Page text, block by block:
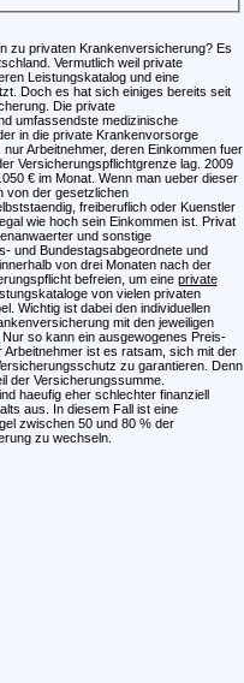
zu privaten Krankenversicherung? Es
Vermutlich weil private
Leistungskatalog und eine
Doch es hat sich einiges bereits seit
Die private
umfassendste medizinische
in die private Krankenvorsorge
Arbeitnehmer, deren Einkommen fuer
Versicherungspflichtgrenze lag. 2009
€ im Monat. Wenn man ueber dieser
von der gesetzlichen
freiberuflich oder Kuenstler
wie hoch sein Einkommen ist. Privat
und sonstige
und Bundestagsabgeordnete und
von drei Monaten nach der
befreien, um eine private
von vielen privaten
Wichtig ist dabei den individuellen
mit den jeweiligen
so kann ein ausgewogenes Preis-
ist es ratsam, sich mit der
zu garantieren. Denn
der Versicherungssumme.
haeufig eher schlechter finanziell
aus. In diesem Fall ist eine
zwischen 50 und 80 % der
zu wechseln.